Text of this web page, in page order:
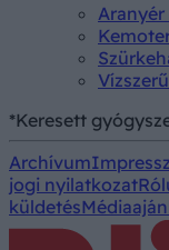
Aranyér
*Keresett
Archívum
jogi nyilatkozat
küldetés